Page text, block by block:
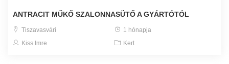
ANTRACIT MŰKŐ SZALONNASÜTŐ A GYÁRTÓTÓL
Tiszavasvári
1 hónapja
Kiss Imre
Kert